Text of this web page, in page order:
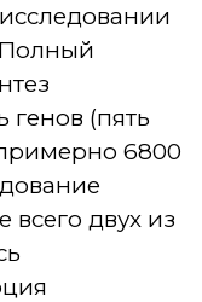
Полный
генов (пять
6800
всего двух из